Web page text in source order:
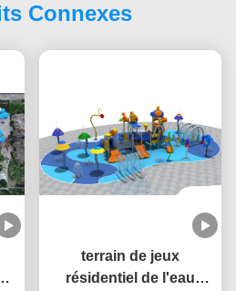
Connexes
terrain de jeux
résidentiel de l'eau